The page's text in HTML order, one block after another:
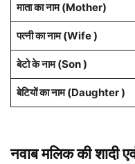
माता का नाम (Mother)
पत्नी का नाम (Wife )
बेटो के नाम (Son )
बेटियों का नाम (Daughter )
नवाब मलिक की